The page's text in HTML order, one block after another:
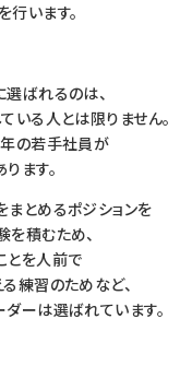
います。
ばれるのは、
いる人とは限りません。
の若手社員が
ます。
とめるポジションを
積むため、
とを人前で
練習のためなど、
ーは選ばれています。